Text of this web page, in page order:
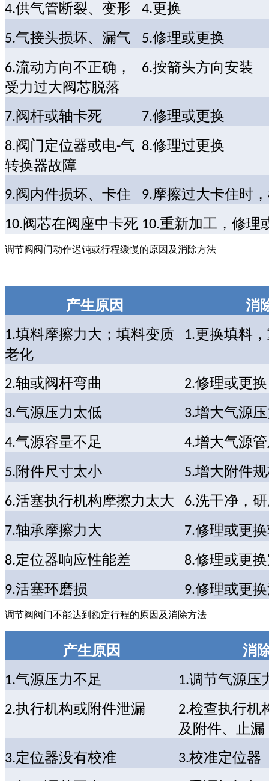
4.供气管断裂、变形 4.更换
5.气接头损坏、漏气 5.修理或更换
6.流动方向不正确，
受力过大阀芯脱落
6.按箭头方向安装
7.阀杆或轴卡死 7.修理或更换
8.阀门定位器或电-气
转换器故障
8.修理过更换
9.阀内件损坏、卡住 9.摩擦过大卡住时
10.阀芯在阀座中卡死 10.重新加工，修理
调节阀阀门动作迟钝或行程缓慢的原因及消除方法
产生原因 消
1.填料摩擦力大；填料变质
老化
1.更换填料
2.轴或阀杆弯曲 2.修理或更换
3.气源压力太低 3.增大气源
4.气源容量不足 4.增大气源
5. 附件尺寸太小 5.增大附件
6.活塞执行机构摩擦力太大 6.洗干净，
7.轴承摩擦力大 7.修理或更
8.定位器响应性能差 8.修理或更
9.活塞环磨损 9.修理或更
调节阀阀门不能达到额定行程的原因及消除方法
产生原因 消
1.气源压力不足 1.调节气源压
2.执行机构或附件泄漏 2.检查执行机
及附件、止漏
3.定位器没有校准 3.校准定位器